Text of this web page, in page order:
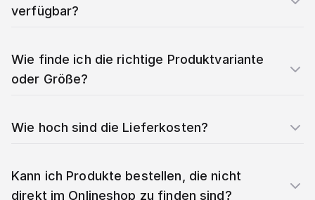
verfügbar?
Wie finde ich die richtige Produktvariante
oder Größe?
Wie hoch sind die Lieferkosten?
Kann ich Produkte bestellen, die nicht
direkt im Onlineshop zu finden sind?